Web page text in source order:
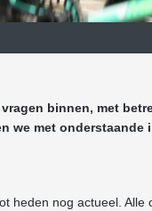
binnen, met
we met
heden nog actueel.